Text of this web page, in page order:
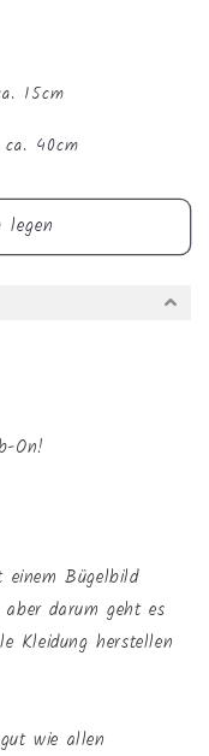
15cm
ca. 40cm
On!
Bügelbild
darum geht es
Kleidung herstellen
wie allen